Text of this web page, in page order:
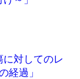
に対してのレ
経過」